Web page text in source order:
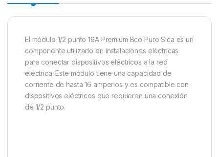
El módulo 1/2 punto 16A Premium Bco Puro Sica es un
componente utilizado en instalaciones eléctricas
para conectar dispositivos eléctricos a la red
eléctrica. Este módulo tiene una capacidad de
corriente de hasta 16 amperios y es compatible con
dispositivos eléctricos que requieren una conexión
de 1/2 punto.